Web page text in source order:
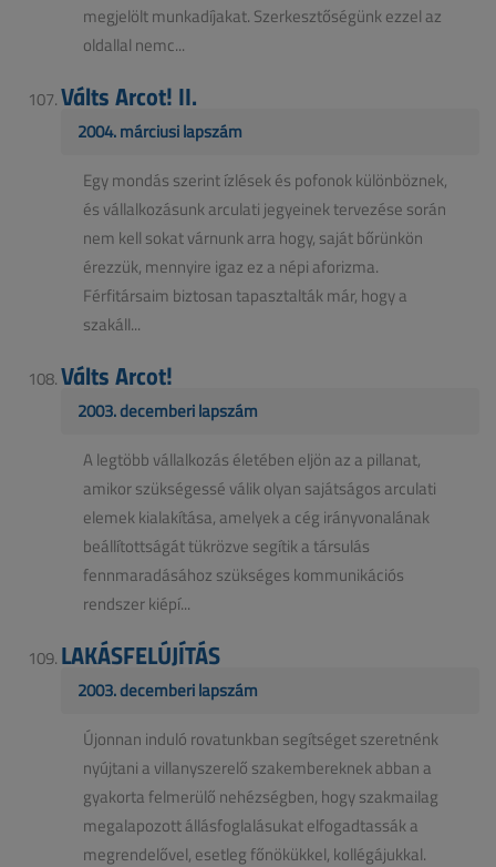
megjelölt munkadíjakat. Szerkesztőségünk ezzel az
oldallal nemc...
Válts Arcot! II.
2004. márciusi lapszám
Egy mondás szerint ízlések és pofonok különböznek,
és vállalkozásunk arculati jegyeinek tervezése során
nem kell sokat várnunk arra hogy, saját bőrünkön
érezzük, mennyire igaz ez a népi aforizma.
Férfitársaim biztosan tapasztalták már, hogy a
szakáll...
Válts Arcot!
2003. decemberi lapszám
A legtöbb vállalkozás életében eljön az a pillanat,
amikor szükségessé válik olyan sajátságos arculati
elemek kialakítása, amelyek a cég irányvonalának
beállítottságát tükrözve segítik a társulás
fennmaradásához szükséges kommunikációs
rendszer kiépí...
LAKÁSFELÚJÍTÁS
2003. decemberi lapszám
Újonnan induló rovatunkban segítséget szeretnénk
nyújtani a villanyszerelő szakembereknek abban a
gyakorta felmerülő nehézségben, hogy szakmailag
megalapozott állásfoglalásukat elfogadtassák a
megrendelővel, esetleg főnökükkel, kollégájukkal.